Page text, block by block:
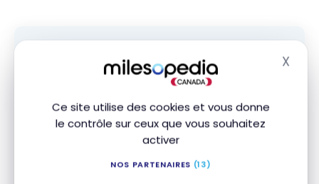
Ce site utilise des cookies et vous donne
le contrôle sur ceux que vous souhaitez
activer
NOS PARTENAIRES (13)
X
Canada?
Abonnez-vous gratuitement à l'infolettre
Milesopedia pour recevoir les meilleures
stratégies de points, miles et cartes de
crédit, livrées chaque semaine dans votre
boîte courriel.